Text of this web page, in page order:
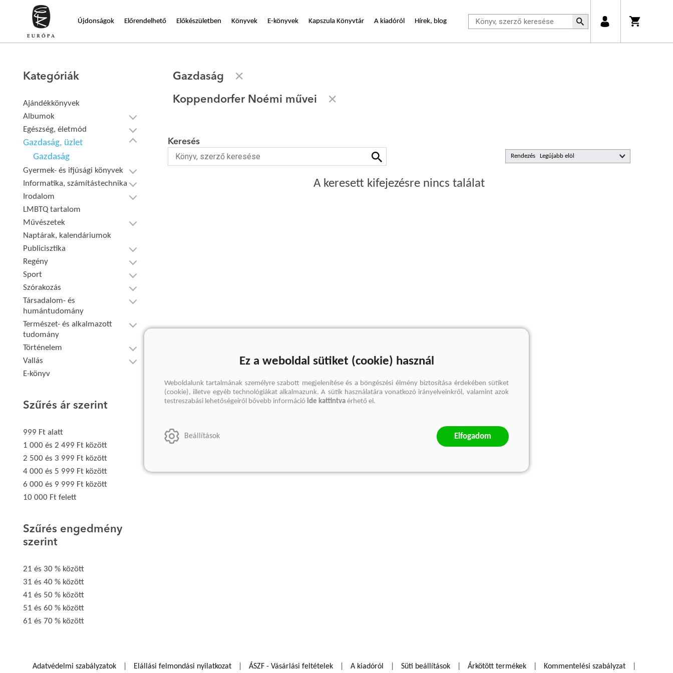
Újdonságok Előrendelhető Előkészületben Könyvek E-könyvek Kapszula Könyvtár A kiadóról Hírek, blog
Kategóriák
Ajándékkönyvek
Albumok
Egészség, életmód
Gazdaság, üzlet
Gazdaság
Gyermek- és ifjúsági könyvek
Informatika, számítástechnika
Irodalom
LMBTQ tartalom
Művészetek
Naptárak, kalendáriumok
Publicisztika
Regény
Sport
Szórakozás
Társadalom- és
humántudomány
Természet- és alkalmazott
tudomány
Történelem
Vallás
E-könyv
Szűrés ár szerint
999 Ft alatt
1 000 és 2 499 Ft között
2 500 és 3 999 Ft között
4 000 és 5 999 Ft között
6 000 és 9 999 Ft között
10 000 Ft felett
Szűrés engedmény
szerint
21 és 30 % között
31 és 40 % között
41 és 50 % között
51 és 60 % között
61 és 70 % között
Gazdaság
Koppendorfer Noémi művei
Rendezés
Keresés
A keresett kifejezésre nincs találat
Adatvédelmi szabályzatok Elállási felmondási nyilatkozat ÁSZF - Vásárlási feltételek A kiadóról Süti beállítások Árkötött termékek Kommentelési szabályzat
Ez a weboldal sütiket (cookie) használ
Weboldalunk tartalmának személyre szabott megjelenítése és a böngészési élmény biztosítása érdekében sütiket
(cookie), illetve egyéb technológiákat alkalmazunk. A sütik használatára vonatkozó irányelveinkről, valamint azok
testreszabási lehetőségeiről bővebb információ ide kattintva érhető el.
Beállítások Elfogadom